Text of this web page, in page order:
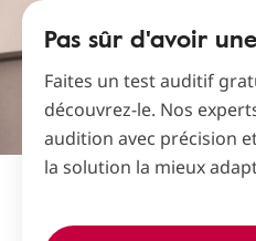
Pas sûr d'avoir
Faites un test auditif
découvrez-le. Nos
audition avec précision
la solution la mieux